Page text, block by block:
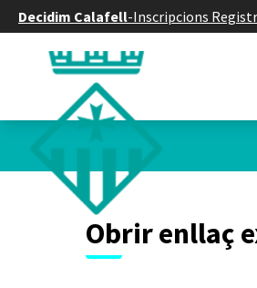
Decidim Calafell-Inscripcions
Obrir enllaç